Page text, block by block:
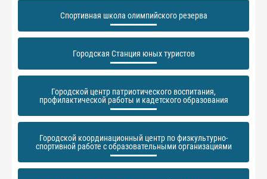
Спортивная школа олимпийского резерва
Городская Станция юных туристов
Городской центр патриотического воспитания,
профилактической работы и кадетского образования
Городской координационный центр по физкультурно-
спортивной работе с образовательными организациями